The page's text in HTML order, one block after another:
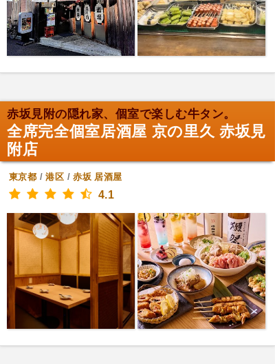
赤坂見附の隠れ家、個室で楽しむ牛タン。
全席完全個室居酒屋 京の里久 赤坂見
附店
東京都 /港区 /赤坂 居酒屋
4.1